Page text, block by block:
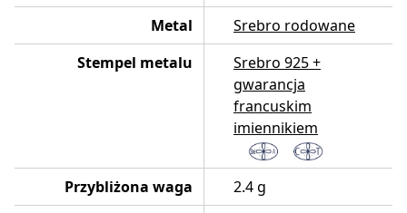
Metal
Srebro rodowane
Stempel metalu
Srebro 925 +
gwarancja
francuskim
imiennikiem
Przybliżona waga
2.4 g